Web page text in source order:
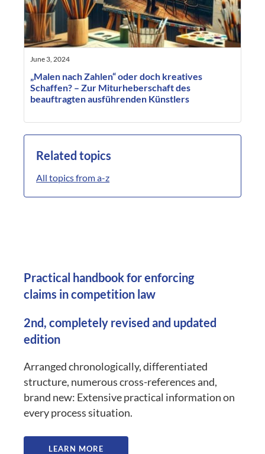
June 3, 2024
„Malen nach Zahlen“ oder doch kreatives
Schaffen? – Zur Miturheberschaft des
beauftragten ausführenden Künstlers
Related topics
All topics from a-z
Practical handbook for enforcing
claims in competition law
2nd, completely revised and updated
edition
Arranged chronologically, differentiated
structure, numerous cross-references and,
brand new: Extensive practical information on
every process situation.
LEARN MORE